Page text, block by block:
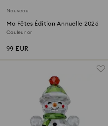
Nouveau
Mo Fêtes Édition Annuelle 2026
Couleur or
99 EUR